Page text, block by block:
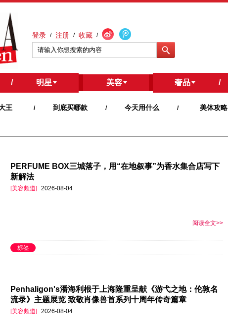
登录 / 注册 / 收藏 /
/ 明星 美容 奢品 /
王 / 到底买哪款 / 今天用什么 / 美体攻略
PERFUME BOX三城落子，用“在地叙事”为香水集合店写下
新解法
[美容频道] 2026-08-04
阅读全文>>
标签
Penhaligon's潘海利根于上海隆重呈献《游弋之地：伦敦名
流录》主题展览 致敬肖像兽首系列十周年传奇篇章
[美容频道] 2026-08-04